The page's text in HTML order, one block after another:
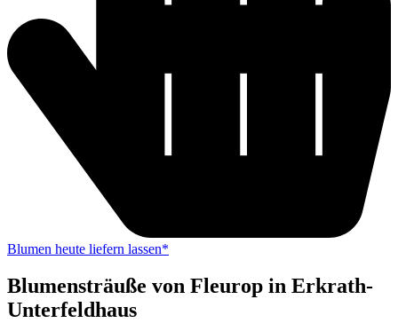
Blumen heute liefern lassen*
Blumensträuße von Fleurop in Erkrath-
Unterfeldhaus